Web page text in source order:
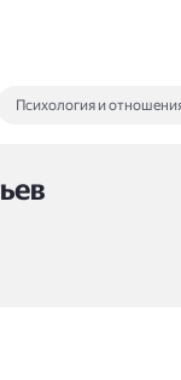
Психология и